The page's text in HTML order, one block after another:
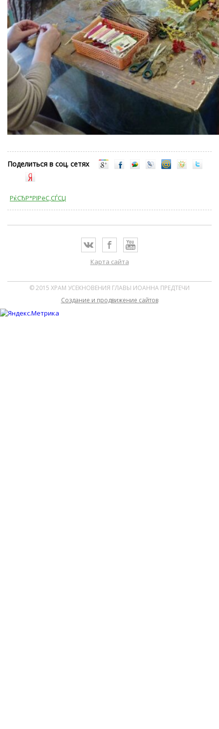
Поделиться в соц. сетях
РќСЂР°РІРёС‚СЃСЏ
Карта сайта
© 2015 ХРАМ УСЕКНОВЕНИЯ ГЛАВЫ ИОАННА ПРЕДТЕЧИ
Cоздание и продвижение сайтов